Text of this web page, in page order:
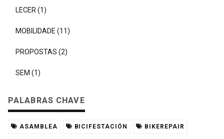
LECER (1)
MOBILIDADE (11)
PROPOSTAS (2)
SEM (1)
PALABRAS CHAVE
ASAMBLEA BICIFESTACIÓN BIKEREPAIR